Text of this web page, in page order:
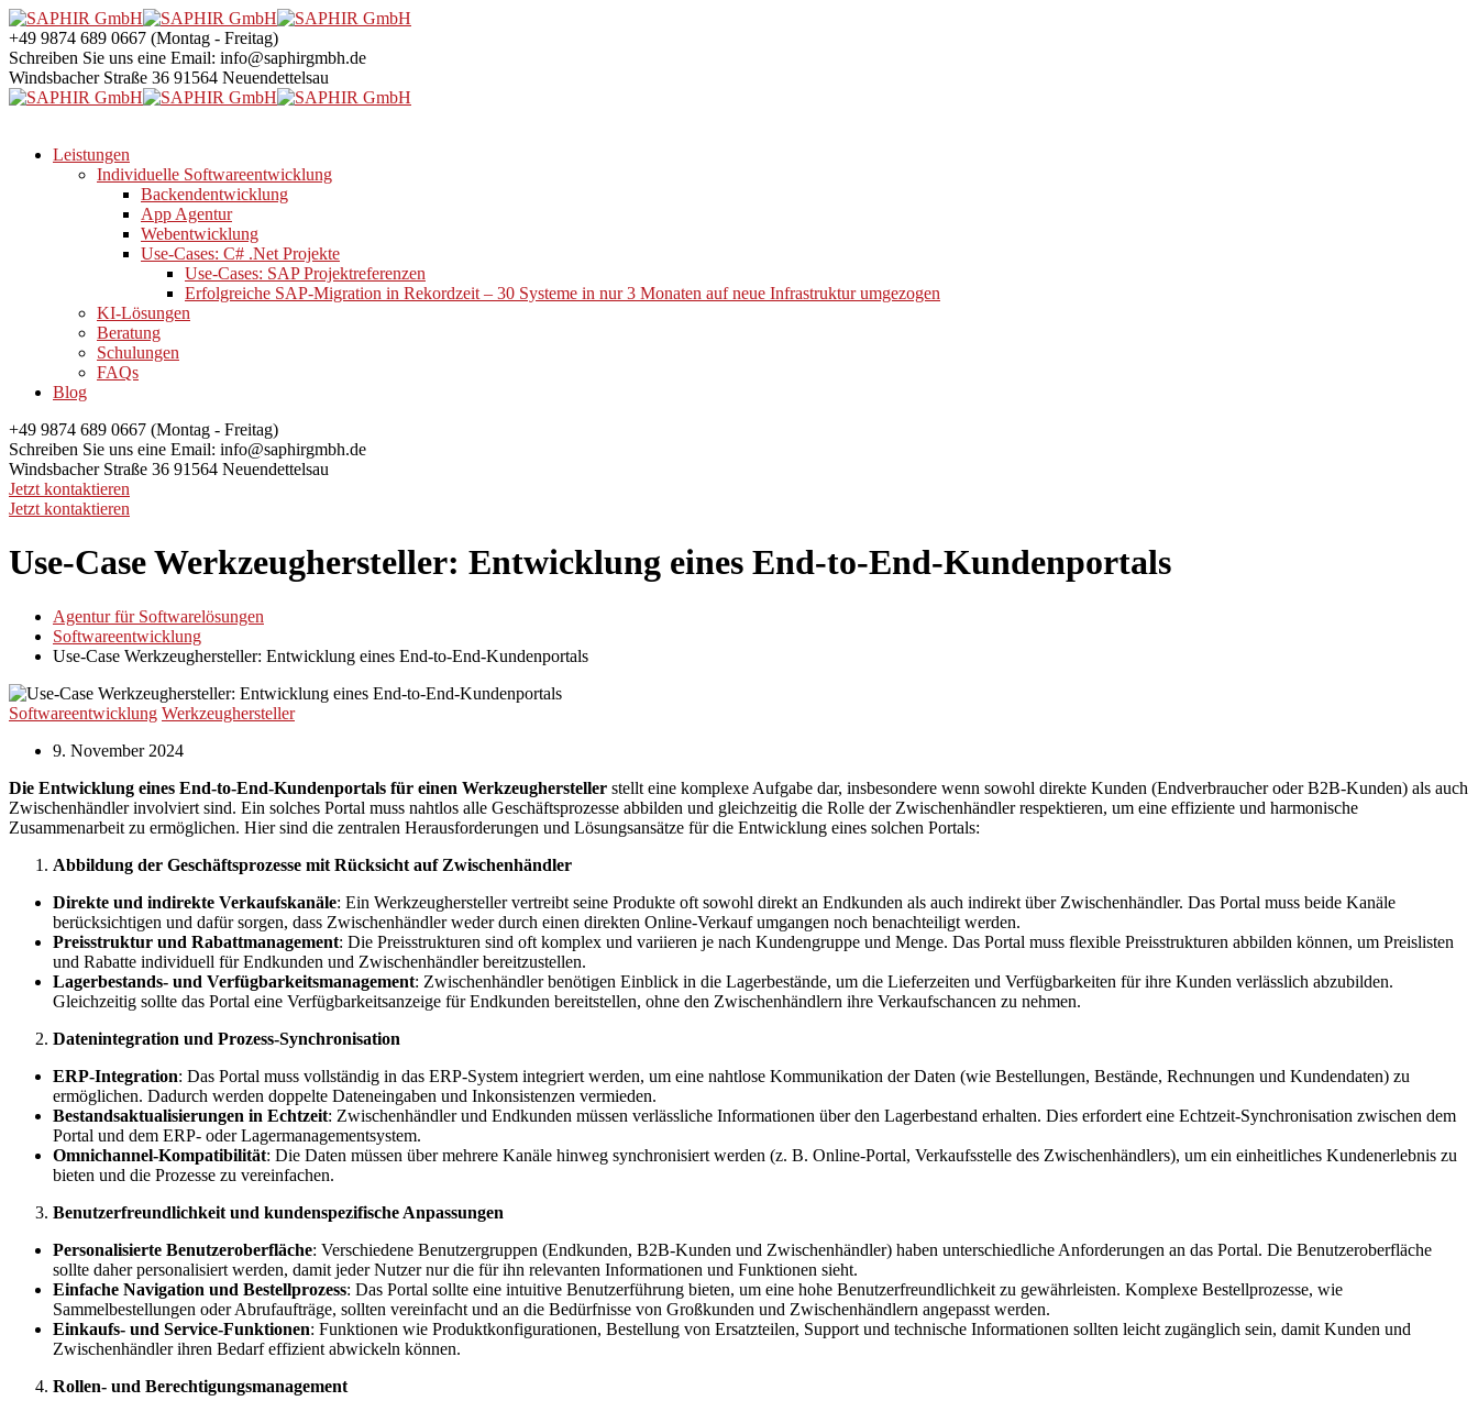
+49 9874 689 0667 (Montag - Freitag)
Schreiben Sie uns eine Email: info@saphirgmbh.de
Windsbacher Straße 36 91564 Neuendettelsau
Leistungen
Individuelle Softwareentwicklung
Backendentwicklung
App Agentur
Webentwicklung
Use-Cases: C# .Net Projekte
Use-Cases: SAP Projektreferenzen
Erfolgreiche SAP-Migration in Rekordzeit – 30 Systeme in nur 3 Monaten auf neue Infrastruktur umgezogen
KI-Lösungen
Beratung
Schulungen
FAQs
Blog
+49 9874 689 0667 (Montag - Freitag)
Schreiben Sie uns eine Email: info@saphirgmbh.de
Windsbacher Straße 36 91564 Neuendettelsau
Jetzt kontaktieren
Jetzt kontaktieren
Use-Case Werkzeughersteller: Entwicklung eines End-to-End-Kundenportals
Agentur für Softwarelösungen
Softwareentwicklung
Use-Case Werkzeughersteller: Entwicklung eines End-to-End-Kundenportals
Softwareentwicklung Werkzeughersteller
9. November 2024
Die Entwicklung eines End-to-End-Kundenportals für einen Werkzeughersteller stellt eine komplexe Aufgabe dar, insbesondere wenn sowohl direkte Kunden (Endverbraucher oder B2B-Kunden) als auch
Zwischenhändler involviert sind. Ein solches Portal muss nahtlos alle Geschäftsprozesse abbilden und gleichzeitig die Rolle der Zwischenhändler respektieren, um eine effiziente und harmonische
Zusammenarbeit zu ermöglichen. Hier sind die zentralen Herausforderungen und Lösungsansätze für die Entwicklung eines solchen Portals:
Abbildung der Geschäftsprozesse mit Rücksicht auf Zwischenhändler
Direkte und indirekte Verkaufskanäle: Ein Werkzeughersteller vertreibt seine Produkte oft sowohl direkt an Endkunden als auch indirekt über Zwischenhändler. Das Portal muss beide Kanäle
berücksichtigen und dafür sorgen, dass Zwischenhändler weder durch einen direkten Online-Verkauf umgangen noch benachteiligt werden.
Preisstruktur und Rabattmanagement: Die Preisstrukturen sind oft komplex und variieren je nach Kundengruppe und Menge. Das Portal muss flexible Preisstrukturen abbilden können, um Preislisten
und Rabatte individuell für Endkunden und Zwischenhändler bereitzustellen.
Lagerbestands- und Verfügbarkeitsmanagement: Zwischenhändler benötigen Einblick in die Lagerbestände, um die Lieferzeiten und Verfügbarkeiten für ihre Kunden verlässlich abzubilden.
Gleichzeitig sollte das Portal eine Verfügbarkeitsanzeige für Endkunden bereitstellen, ohne den Zwischenhändlern ihre Verkaufschancen zu nehmen.
Datenintegration und Prozess-Synchronisation
ERP-Integration: Das Portal muss vollständig in das ERP-System integriert werden, um eine nahtlose Kommunikation der Daten (wie Bestellungen, Bestände, Rechnungen und Kundendaten) zu
ermöglichen. Dadurch werden doppelte Dateneingaben und Inkonsistenzen vermieden.
Bestandsaktualisierungen in Echtzeit: Zwischenhändler und Endkunden müssen verlässliche Informationen über den Lagerbestand erhalten. Dies erfordert eine Echtzeit-Synchronisation zwischen dem
Portal und dem ERP- oder Lagermanagementsystem.
Omnichannel-Kompatibilität: Die Daten müssen über mehrere Kanäle hinweg synchronisiert werden (z. B. Online-Portal, Verkaufsstelle des Zwischenhändlers), um ein einheitliches Kundenerlebnis zu
bieten und die Prozesse zu vereinfachen.
Benutzerfreundlichkeit und kundenspezifische Anpassungen
Personalisierte Benutzeroberfläche: Verschiedene Benutzergruppen (Endkunden, B2B-Kunden und Zwischenhändler) haben unterschiedliche Anforderungen an das Portal. Die Benutzeroberfläche
sollte daher personalisiert werden, damit jeder Nutzer nur die für ihn relevanten Informationen und Funktionen sieht.
Einfache Navigation und Bestellprozess: Das Portal sollte eine intuitive Benutzerführung bieten, um eine hohe Benutzerfreundlichkeit zu gewährleisten. Komplexe Bestellprozesse, wie
Sammelbestellungen oder Abrufaufträge, sollten vereinfacht und an die Bedürfnisse von Großkunden und Zwischenhändlern angepasst werden.
Einkaufs- und Service-Funktionen: Funktionen wie Produktkonfigurationen, Bestellung von Ersatzteilen, Support und technische Informationen sollten leicht zugänglich sein, damit Kunden und
Zwischenhändler ihren Bedarf effizient abwickeln können.
Rollen- und Berechtigungsmanagement